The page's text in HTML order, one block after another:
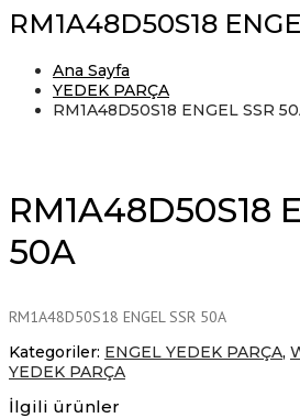
RM1A48D50S18
Ana Sayfa
YEDEK PARÇA
RM1A48D50S18 ENGEL SSR
RM1A48D50S18
50A
RM1A48D50S18 ENGEL SSR 50A
Kategoriler: ENGEL YEDEK PARÇA,
YEDEK PARÇA
İlgili ürünler